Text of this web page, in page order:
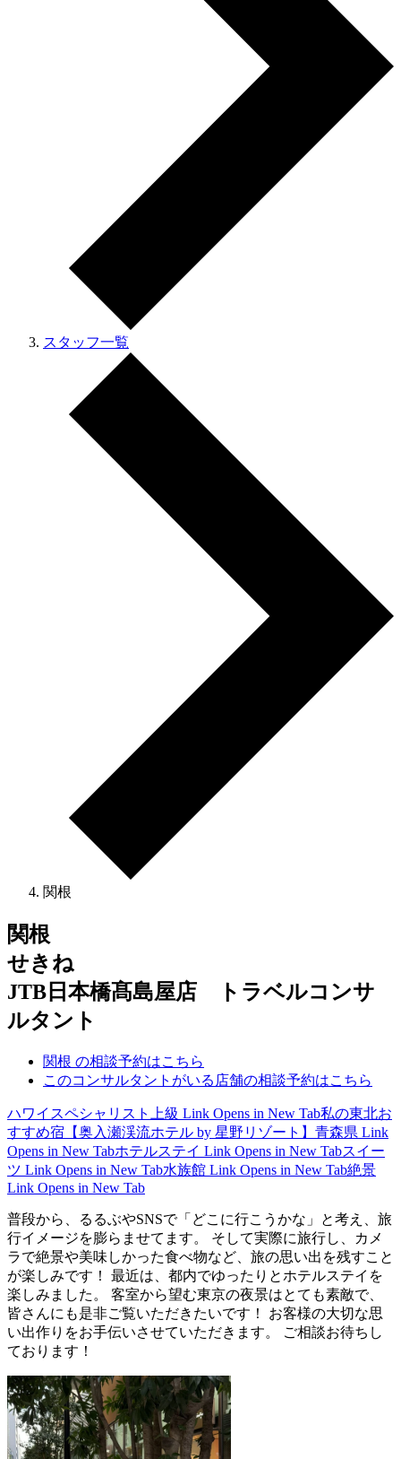
スタッフ一覧
関根
関根
せきね
JTB日本橋髙島屋店 トラベルコンサ
ルタント
関根 の相談予約はこちら
このコンサルタントがいる店舗の相談予約はこちら
ハワイスペシャリスト上級 Link Opens in New Tab私の東北お
すすめ宿【奥入瀬渓流ホテル by 星野リゾート】青森県 Link
Opens in New Tabホテルステイ Link Opens in New Tabスイー
ツ Link Opens in New Tab水族館 Link Opens in New Tab絶景
Link Opens in New Tab
普段から、るるぶやSNSで「どこに行こうかな」と考え、旅
行イメージを膨らませてます。 そして実際に旅行し、カメ
ラで絶景や美味しかった食べ物など、旅の思い出を残すこと
が楽しみです！ 最近は、都内でゆったりとホテルステイを
楽しみました。 客室から望む東京の夜景はとても素敵で、
皆さんにも是非ご覧いただきたいです！ お客様の大切な思
い出作りをお手伝いさせていただきます。 ご相談お待ちし
ております！